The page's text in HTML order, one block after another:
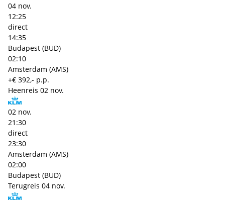
04 nov.
12:25
direct
14:35
Budapest (BUD)
02:10
Amsterdam (AMS)
+€ 392,- p.p.
Heenreis 02 nov.
02 nov.
21:30
direct
23:30
Amsterdam (AMS)
02:00
Budapest (BUD)
Terugreis 04 nov.